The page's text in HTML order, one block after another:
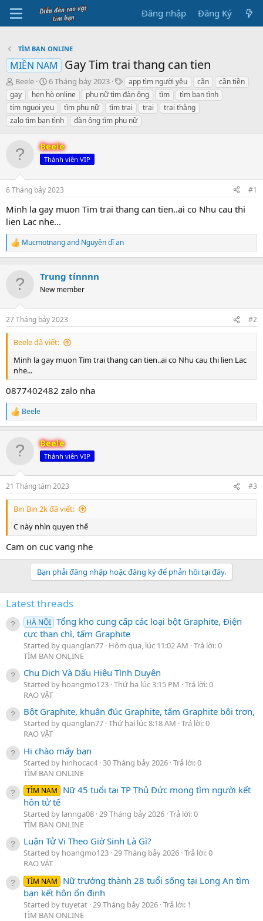
Đăng nhập Đăng Ký
TÌM BẠN ONLINE
MIỀN NAM Gay Tim trai thang can tien
B
ắ
t
đ
ầ
Beele
N
g
à
y
b
t
đ
ầ
6 Tháng bảy 2023
T
h
ẻ
app tìm người yêu cần
cần tiền
gay
hẹn hò online phụ nữ tìm đàn ông tìm
tìm ban tình
tim nguoi yeu
tìm phụ nữ tìm trai trai
trai thằng
zalo tìm bạn tình
đàn ông tìm phụ nữ
Beele
Thành viên VIP
6 Tháng bảy 2023 #1
Minh la gay muon Tim trai thang can tien..ai co Nhu cau thi
lien Lac nhe...
R
e
n
s
:
Mucmotnangand Nguyên dĩ an
Trung tínnnn
New member
27 Tháng bảy 2023 #2
Beele đã viết:
Minh la gay muon Tim trai thang can tien..ai co Nhu cau thi lien Lac
nhe...
0877402482 zalo nha
R
e
s
:
Beele
Beele
Thành viên VIP
21 Tháng tám 2023 #3
Bin Bin 2k đã viết:
C này nhìn quyen thế
Cam on cuc vang nhe
Bạn phải đăng nhập hoặc đăng ký để phản hồi tại đây.
Latest threads
HÀ NỘI Tổng kho cung cấp các loại bột Graphite, Điện
cực than chì, tấm Graphite
Started by quanglan77 Hôm qua, lúc 11:02 AM Trả lời: 0
TÌM BẠN ONLINE
Chu Dịch Và Dấu Hiệu Tình Duyên
Started by hoangmo123 Thứ ba lúc 3:15 PM Trả lời: 0
RAO VẶT
Bột Graphite, khuân đúc Graphite, tấm Graphite bôi trơn,
Started by quanglan77 Thứ hai lúc 8:18 AM Trả lời: 0
RAO VẶT
Hi chào mấy bạn
Started by hinhocac4 30 Tháng bảy 2026 Trả lời: 0
TÌM BẠN ONLINE
TÌM NAM
Nữ 45 tuổi tại TP Thủ Đức mong tìm người kết
hôn tử tế
Started by lannga08 29 Tháng bảy 2026 Trả lời: 0
TÌM BẠN ONLINE
Luận Tử Vi Theo Giờ Sinh Là Gì?
Started by hoangmo123 29 Tháng bảy 2026 Trả lời: 0
RAO VẶT
TÌM NAM
Nữ trưởng thành 28 tuổi sống tại Long An tìm
bạn kết hôn ổn định
Started by tuyetat 29 Tháng bảy 2026 Trả lời: 1
TÌM BẠN ONLINE